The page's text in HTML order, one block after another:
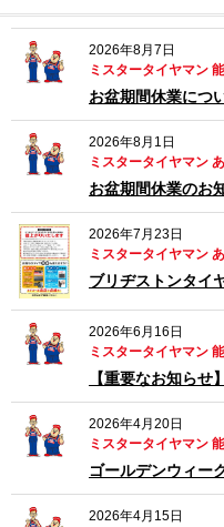
2026年8月7日
ミスタータイヤマン
お盆期間休業につ
2026年8月1日
ミスタータイヤマン
お盆期間休業のお
2026年7月23日
ミスタータイヤマン
ブリヂストンタイ
2026年6月16日
ミスタータイヤマン
2026年4月20日
ミスタータイヤマン
ゴールデンウィー
2026年4月15日